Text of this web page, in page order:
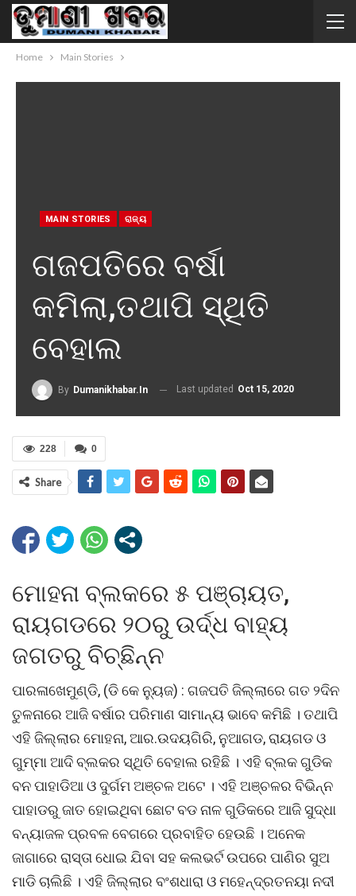
Home Main Stories
MAIN STORIES ରାଜ୍ୟ
ଗଜପତିରେ ବର୍ଷା
କମିଲା,ତଥାପି ସ୍ଥିତି
ବେହାଲ
By Dumanikhabar.in Last updated Oct 15, 2020
0
228
Share
ମୋହନା ବ୍ଲକରେ ୫ ପଞ୍ଚାୟତ,
ରାୟଗଡରେ ୨୦ରୁ ଉର୍ଦ୍ଧ ବାହ୍ୟ
ଜଗତରୁ ବିଚ୍ଛିନ୍ନ
ପାରଳାଖେମୁଣ୍ଡି, (ଡି କେ ନ୍ୟୁଜ) : ଗଜପତି ଜିଲ୍ଲାରେ ଗତ ୨ଦିନ
ତୁଳନାରେ ଆଜି ବର୍ଷାର ପରିମାଣ ସାମାନ୍ୟ ଭାବେ କମିଛି । ତଥାପି
ଏହି ଜିଲ୍ଲାର ମୋହନା, ଆର.ଉଦୟଗିରି, ନୁଆଗଡ, ରାୟଗଡ ଓ
ଗୁମ୍ମା ଆଦି ବ୍ଲକର ସ୍ଥିତି ବେହାଲ ରହିଛି । ଏହି ବ୍ଲକ ଗୁଡିକ
ବନ ପାହାଡିଆ ଓ ଦୁର୍ଗମ ଅଞ୍ଚଳ ଅଟେ । ଏହି ଅଞ୍ଚଳର ବିଭିନ୍ନ
ପାହାଡରୁ ଜାତ ହୋଇଥିବା ଛୋଟ ବଡ ନାଳ ଗୁଡିକରେ ଆଜି ସୁଦ୍ଧା
ବନ୍ୟାଜଳ ପ୍ରବଳ ବେଗରେ ପ୍ରବାହିତ ହେଉଛି । ଅନେକ
ଜାଗାରେ ରାସ୍ତା ଧୋଇ ଯିବା ସହ କଲଭର୍ଟ ଉପରେ ପାଣିର ସୁଅ
ମାଡି ଚାଲିଛି । ଏହି ଜିଲ୍ଲାର ବଂଶଧାରା ଓ ମହେନ୍ଦ୍ରତନୟା ନଦୀ